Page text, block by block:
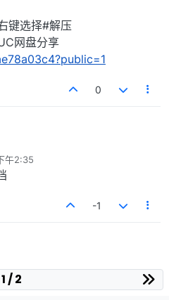
键选择#解压
网盘分享
0
午2:35
-1
1 / 2